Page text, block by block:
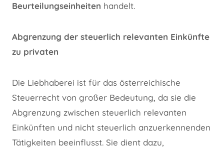
Beurteilungseinheiten handelt.
Abgrenzung der steuerlich relevanten Einkünfte
zu privaten
Die Liebhaberei ist für das österreichische
Steuerrecht von großer Bedeutung, da sie die
Abgrenzung zwischen steuerlich relevanten
Einkünften und nicht steuerlich anzuerkennenden
Tätigkeiten beeinflusst. Sie dient dazu,